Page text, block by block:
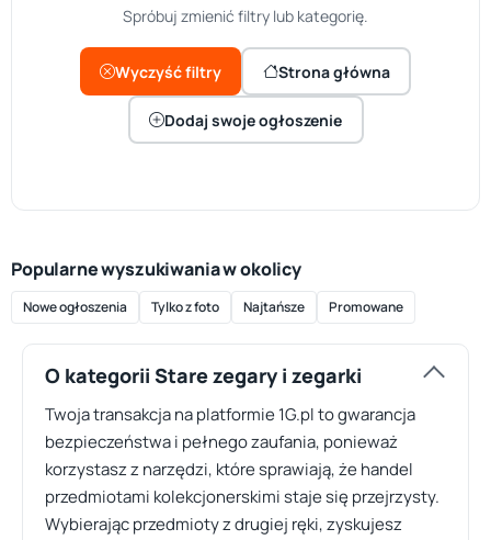
Spróbuj zmienić filtry lub kategorię.
Wyczyść filtry Strona główna
Dodaj swoje ogłoszenie
Popularne wyszukiwania w okolicy
Nowe ogłoszenia Tylko z foto Najtańsze Promowane
O kategorii Stare zegary i zegarki
Twoja transakcja na platformie 1G.pl to gwarancja
bezpieczeństwa i pełnego zaufania, ponieważ
korzystasz z narzędzi, które sprawiają, że handel
przedmiotami kolekcjonerskimi staje się przejrzysty.
Wybierając przedmioty z drugiej ręki, zyskujesz